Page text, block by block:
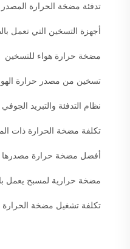
تدفئة مضخة الحرارة المصدر
أجهزة التسخين التي تعمل
مضخة حرارة هواء للتسخين
تسخين من مصدر حرارة
نظام التدفئة والتبريد الجوفي
تكلفة مضخة الحرارة ذات
أفضل مضخة حرارة مصدرها
مضخة حرارية لمسبح يعمل
تكلفة تشغيل مضخة الحرارة